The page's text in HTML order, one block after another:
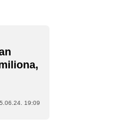
19:09